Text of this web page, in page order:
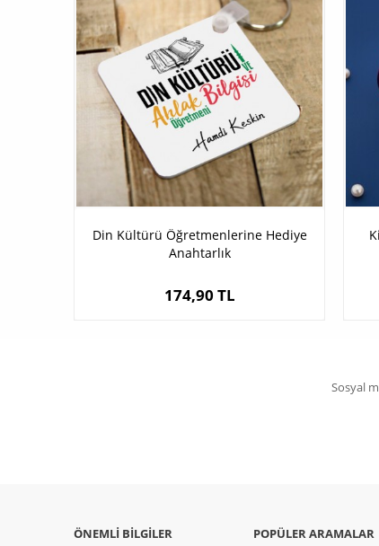
Din Kültürü Öğretmenlerine Hediye
Anahtarlık
174,90 TL
Sosyal
ÖNEMLI BILGILER POPÜLER ARAMALAR